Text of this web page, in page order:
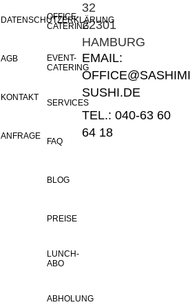
OFFICE-
CATERING
EVENT-
CATERING
SERVICES
FAQ
BLOG
PREISE
LUNCH-
ABO
ABHOLUNG
DATENSCHUTZERKLÄRUNG
AGB
KONTAKT
ANFRAGE
32
22301
HAMBURG
EMAIL:
SUSHI.DE
TEL.: 040-63 60
64 18